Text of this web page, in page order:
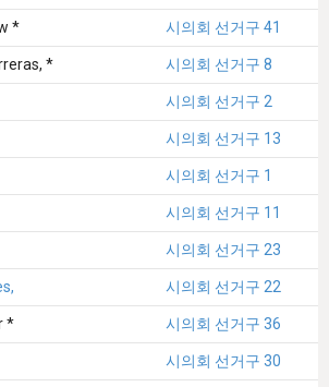
* 시의회 선거구 41
* 시의회 선거구 8
시의회 선거구 2
시의회 선거구 13
시의회 선거구 1
시의회 선거구 11
시의회 선거구 23
시의회 선거구 22
* 시의회 선거구 36
시의회 선거구 30